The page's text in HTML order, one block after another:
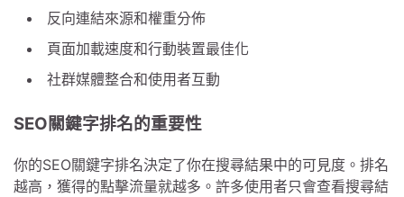
反向連結來源和權重分佈
頁面加載速度和行動裝置最佳化
社群媒體整合和使用者互動
SEO關鍵字排名的重要性
你的SEO關鍵字排名決定了你在搜尋結果中的可見度。排名
越高，獲得的點擊流量就越多。許多使用者只會查看搜尋結